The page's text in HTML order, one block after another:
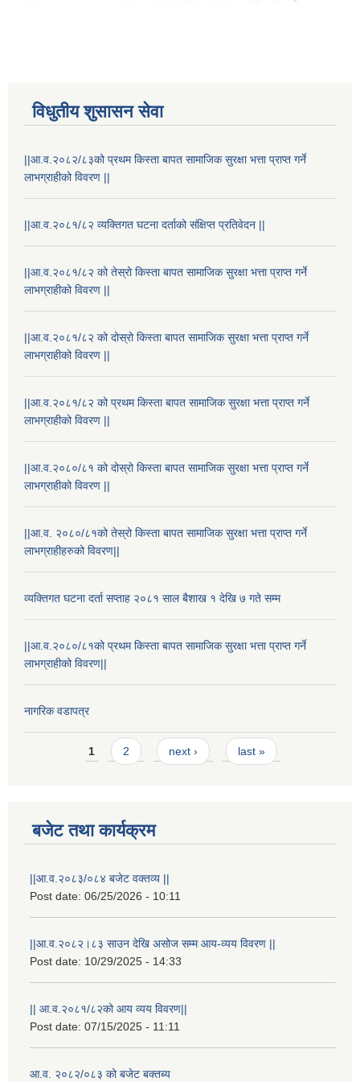
विधुतीय शुसासन सेवा
||आ.व.२०८२/८३को प्रथम किस्ता बापत सामाजिक सुरक्षा भत्ता प्राप्त गर्ने
लाभग्राहीको विवरण ||
||आ.व.२०८१/८२ व्यक्तिगत घटना दर्ताको संक्षिप्त प्रतिवेदन ||
||आ.व.२०८१/८२ को तेस्रो किस्ता बापत सामाजिक सुरक्षा भत्ता प्राप्त गर्ने
लाभग्राहीको विवरण ||
||आ.व.२०८१/८२ को दोस्रो किस्ता बापत सामाजिक सुरक्षा भत्ता प्राप्त गर्ने
लाभग्राहीको विवरण ||
||आ.व.२०८१/८२ को प्रथम किस्ता बापत सामाजिक सुरक्षा भत्ता प्राप्त गर्ने
लाभग्राहीको विवरण ||
||आ.व.२०८०/८१ को दोस्रो किस्ता बापत सामाजिक सुरक्षा भत्ता प्राप्त गर्ने
लाभग्राहीको विवरण ||
||आ.व. २०८०/८१को तेस्रो किस्ता बापत सामाजिक सुरक्षा भत्ता प्राप्त गर्ने
लाभग्राहीहरुको विवरण||
व्यक्तिगत घटना दर्ता सप्ताह २०८१ साल बैशाख १ देखि ७ गते सम्म
||आ.व.२०८०/८१को प्रथम किस्ता बापत सामाजिक सुरक्षा भत्ता प्राप्त गर्ने
लाभग्राहीको विवरण||
नागरिक वडापत्र
Pages1 2 next › last »
बजेट तथा कार्यक्रम
||आ.व.२०८३/०८४ बजेट वक्तव्य ||
Post date: 06/25/2026 - 10:11
||आ.व.२०८२।८३ साउन देखि असोज सम्म आय-व्यय विवरण ||
Post date: 10/29/2025 - 14:33
|| आ.व.२०८१/८२को आय व्यय विवरण||
Post date: 07/15/2025 - 11:11
आ.व. २०८२/०८३ को बजेट बक्तब्य